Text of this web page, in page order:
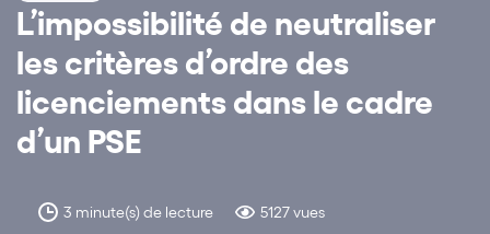
L’impossibilité de neutraliser
les critères d’ordre des
licenciements dans le cadre
d’un PSE
3 minute(s) de lecture 5127 vues